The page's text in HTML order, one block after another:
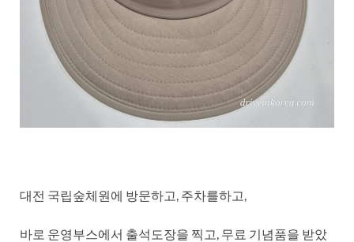
대전 국립숲체원에 방문하고, 주차를하고,
바로 운영부스에서 출석도장을 찍고, 무료 기념품을 받았